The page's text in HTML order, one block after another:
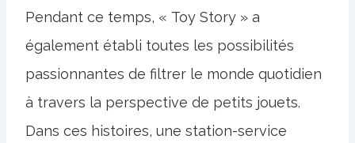
Pendant ce temps, « Toy Story » a
également établi toutes les possibilités
passionnantes de filtrer le monde quotidien
à travers la perspective de petits jouets.
Dans ces histoires, une station-service